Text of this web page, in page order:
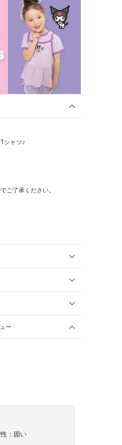
シャツ♪
ご了承ください。
ー
：固い